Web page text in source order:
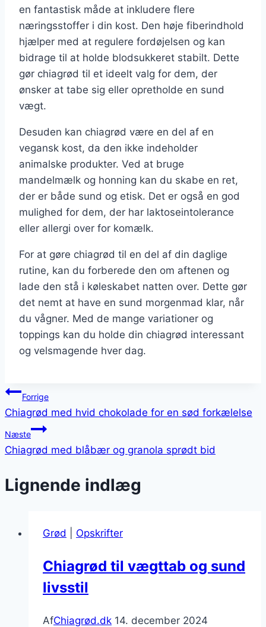
en fantastisk måde at inkludere flere
næringsstoffer i din kost. Den høje fiberindhold
hjælper med at regulere fordøjelsen og kan
bidrage til at holde blodsukkeret stabilt. Dette
gør chiagrød til et ideelt valg for dem, der
ønsker at tabe sig eller opretholde en sund
vægt.
Desuden kan chiagrød være en del af en
vegansk kost, da den ikke indeholder
animalske produkter. Ved at bruge
mandelmælk og honning kan du skabe en ret,
der er både sund og etisk. Det er også en god
mulighed for dem, der har laktoseintolerance
eller allergi over for komælk.
For at gøre chiagrød til en del af din daglige
rutine, kan du forberede den om aftenen og
lade den stå i køleskabet natten over. Dette gør
det nemt at have en sund morgenmad klar, når
du vågner. Med de mange variationer og
toppings kan du holde din chiagrød interessant
og velsmagende hver dag.
Indlægsnavigation
Forrige
Chiagrød med hvid chokolade for en sød forkælelse
Næste
Chiagrød med blåbær og granola sprødt bid
Lignende indlæg
Grød Opskrifter
Chiagrød til vægttab og sund
livsstil
AfChiagrød.dk 14. december 2024